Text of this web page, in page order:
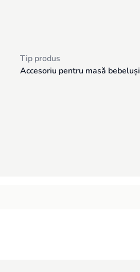
Tip produs
Accesoriu pentru masă bebeluși